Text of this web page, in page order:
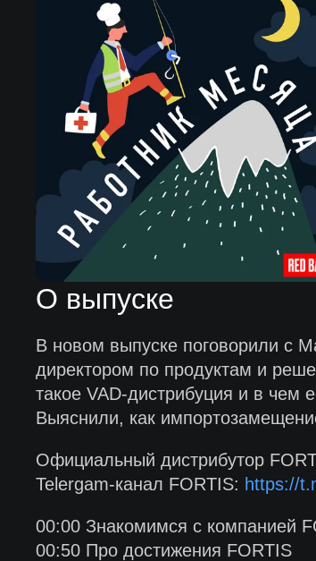
О выпуске
В новом выпуске поговорили с
директором по продуктам и
такое VAD-дистрибуция и в чем
Выяснили, как
Официальный дистрибутор
Telergam-канал FORTIS: https://
00:00 Знакомимся с компанией
00:50 Про достижения FORTIS